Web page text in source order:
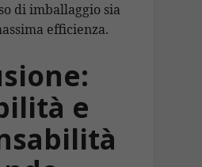
di imballaggio sia
efficienza.
e